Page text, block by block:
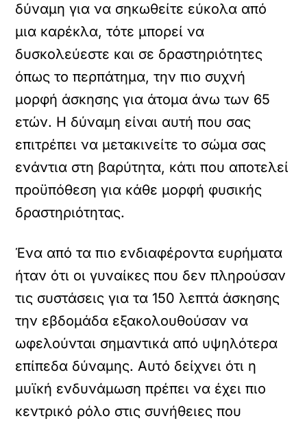
δύναμη για να σηκωθείτε εύκολα από
μια καρέκλα, τότε μπορεί να
δυσκολεύεστε και σε δραστηριότητες
όπως το περπάτημα, την πιο συχνή
μορφή άσκησης για άτομα άνω των 65
ετών. Η δύναμη είναι αυτή που σας
επιτρέπει να μετακινείτε το σώμα σας
ενάντια στη βαρύτητα, κάτι που αποτελεί
προϋπόθεση για κάθε μορφή φυσικής
δραστηριότητας.
Ένα από τα πιο ενδιαφέροντα ευρήματα
ήταν ότι οι γυναίκες που δεν πληρούσαν
τις συστάσεις για τα 150 λεπτά άσκησης
την εβδομάδα εξακολουθούσαν να
ωφελούνται σημαντικά από υψηλότερα
επίπεδα δύναμης. Αυτό δείχνει ότι η
μυϊκή ενδυνάμωση πρέπει να έχει πιο
κεντρικό ρόλο στις συνήθειες που